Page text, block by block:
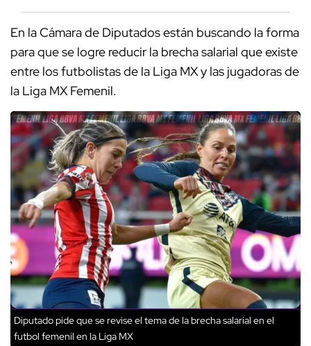
En la Cámara de Diputados están buscando la forma
para que se logre reducir la brecha salarial que existe
entre los futbolistas de la Liga MX y las jugadoras de
la Liga MX Femenil.
Diputado pide que se revise el tema de la brecha salarial en el
futbol femenil en la Liga MX